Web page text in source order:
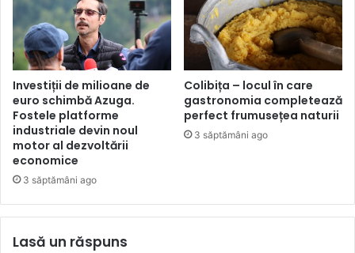
Investiții de milioane de
euro schimbă Azuga.
Fostele platforme
industriale devin noul
motor al dezvoltării
economice
3 săptămâni ago
Colibița – locul în care
gastronomia completează
perfect frumusețea naturii
3 săptămâni ago
Lasă un răspuns